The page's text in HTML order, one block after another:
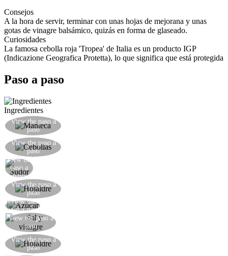
Consejos
A la hora de servir, terminar con unas hojas de mejorana y unas
gotas de vinagre balsámico, quizás en forma de glaseado.
Curiosidades
La famosa cebolla roja 'Tropea' de Italia es un producto IGP
(Indicazione Geografica Protetta), lo que significa que está protegida
Paso a paso
Ingredientes
View the paso a
paso
View the paso a
paso
View the
paso a
paso
View the paso a
paso
View the
paso a paso
View the paso a
paso
View the paso a
paso